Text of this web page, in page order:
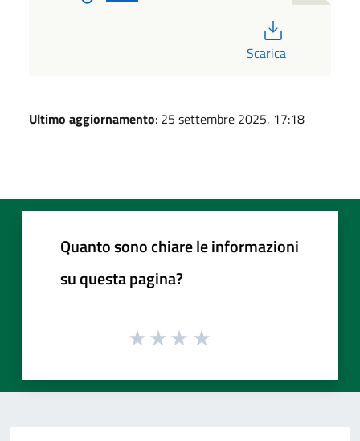
Scarica
Ultimo aggiornamento: 25 settembre 2025, 17:18
Quanto sono chiare le informazioni
su questa pagina?